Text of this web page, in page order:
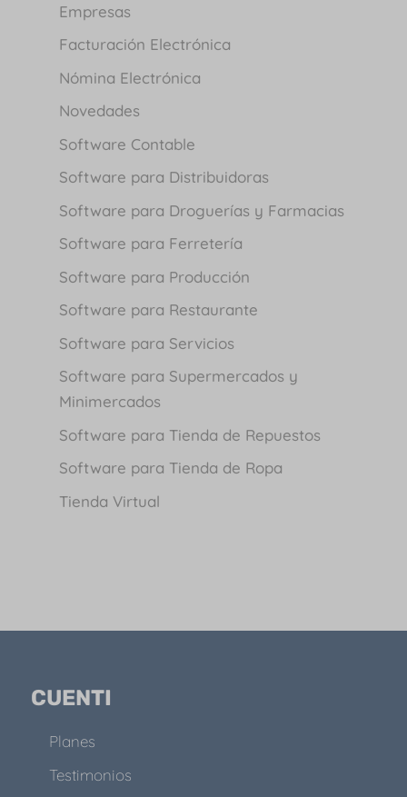
Empresas
Facturación Electrónica
Nómina Electrónica
Novedades
Software Contable
Software para Distribuidoras
Software para Droguerías y Farmacias
Software para Ferretería
Software para Producción
Software para Restaurante
Software para Servicios
Software para Supermercados y
Minimercados
Software para Tienda de Repuestos
Software para Tienda de Ropa
Tienda Virtual
CUENTI
Planes
Testimonios